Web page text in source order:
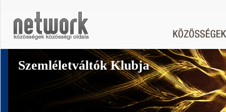
Szemléletváltók Klubja